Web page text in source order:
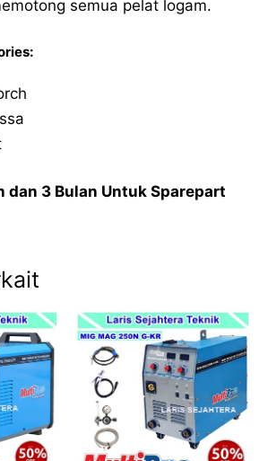
semua pelat logam.
dan 3 Bulan Untuk Sparepart